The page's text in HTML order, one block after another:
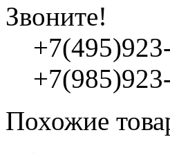
Звоните!
Похожие